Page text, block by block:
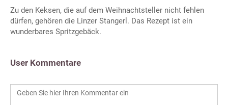
Zu den Keksen, die auf dem Weihnachtsteller nicht fehlen
dürfen, gehören die Linzer Stangerl. Das Rezept ist ein
wunderbares Spritzgebäck.
User Kommentare